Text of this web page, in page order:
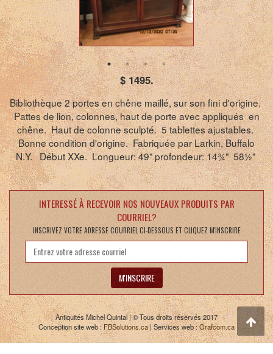
$ 1495.
Bibliothèque 2 portes en chêne maillé, sur son fini d'origine.
Pattes de lion, colonnes, haut de porte avec appliqués en
chêne. Haut de colonne sculpté. 5 tablettes ajustables.
Bonne condition d'origine. Fabriquée par Larkin, Buffalo
N.Y. Début XXe. Longueur: 49" profondeur: 14¾" 58½"
INTERESSÉ À RECEVOIR NOS NOUVEAUX PRODUITS PAR
COURRIEL?
INSCRIVEZ VOTRE ADRESSE COURRIEL CI-DESSOUS ET CLIQUEZ M'INSCRIRE
M'INSCRIRE
Antiquités Michel Quintal | © Tous droits réservés 2017
Conception site web :FBSolutions.ca| Services web :Grafcom.ca